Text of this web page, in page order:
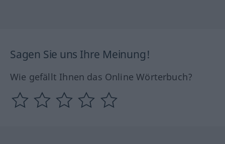
Sagen Sie uns Ihre Meinung!
Wie gefällt Ihnen das Online Wörterbuch?